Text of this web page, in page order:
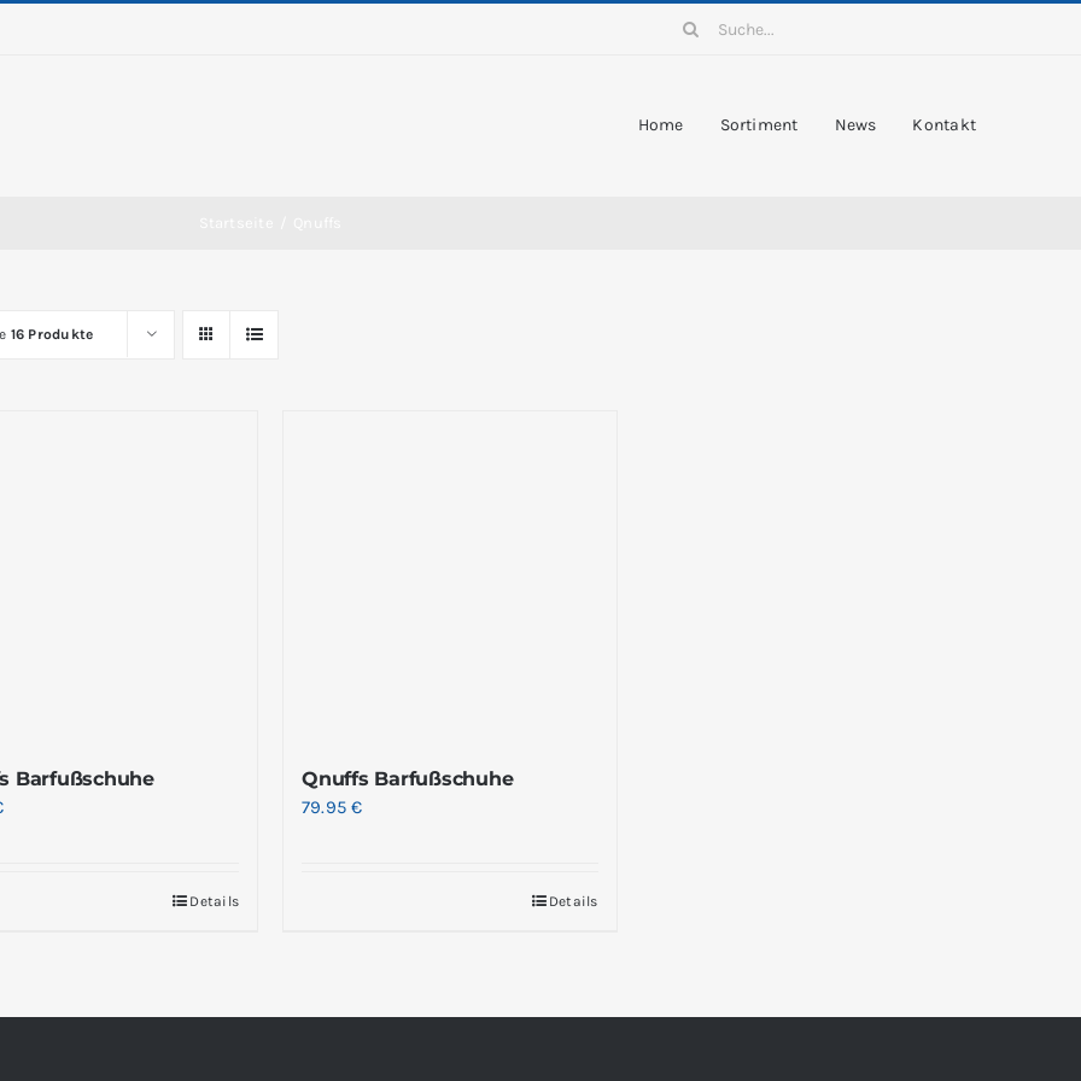
Suche
Home Sortiment News Kontakt
16 Produkte
Barfußschuhe
Details
Qnuffs Barfußschuhe
79.95€
Details